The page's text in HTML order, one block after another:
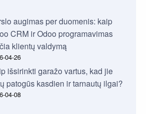
augimas per duomenis: kaip
CRM ir Odoo programavimas
klientų valdymą
04-26
išsirinkti garažo vartus, kad jie
patogūs kasdien ir tarnautų ilgai?
04-08